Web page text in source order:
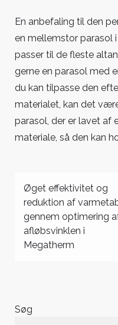
En anbefaling til den
en mellemstor parasol
passer til de fleste
gerne en parasol med
du kan tilpasse den
materialet, kan det
parasol, der er lavet af
materiale, så den kan
Øget effektivitet og
reduktion af
gennem optimering
afløbsvinklen i
Megatherm
Søg